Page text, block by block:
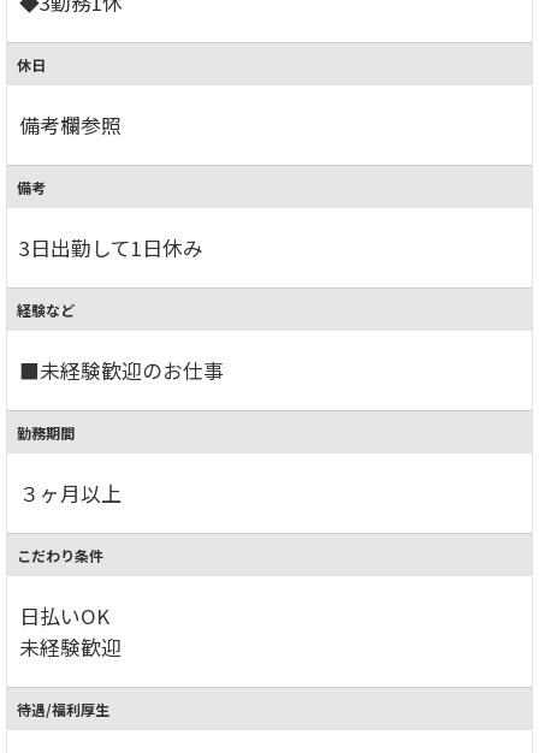
休日
備考欄参照
備考
3日出勤して1日休み
経験など
■未経験歓迎のお仕事
勤務期間
３ヶ月以上
こだわり条件
日払いOK
未経験歓迎
待遇/福利厚生